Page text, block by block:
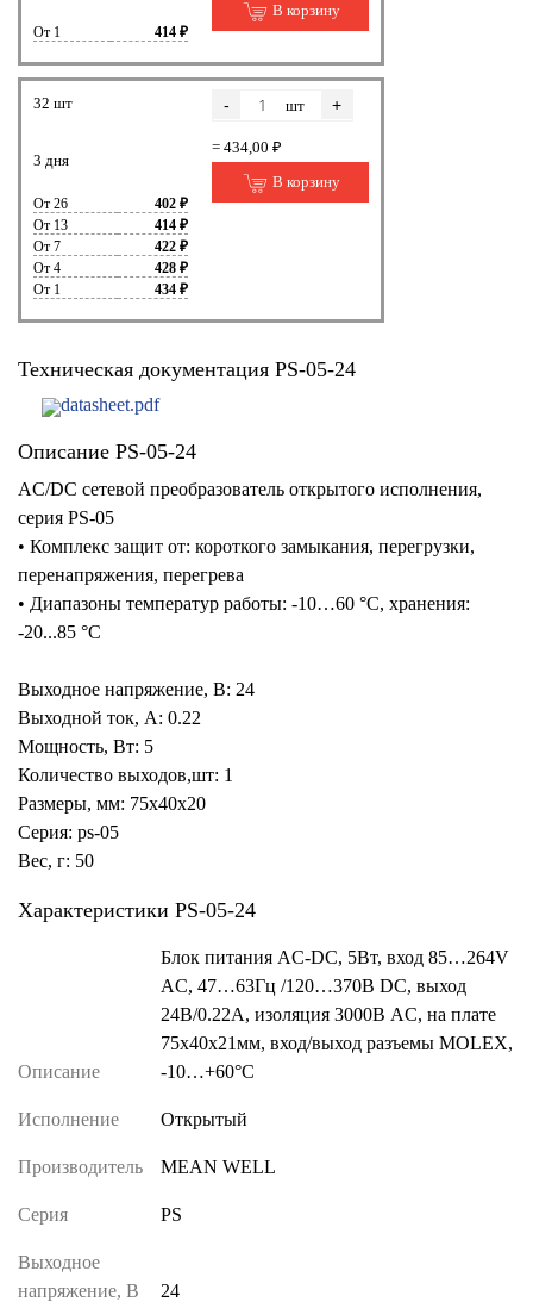
От 1 414 ₽
В корзину
32 шт
3 дня
От 26
402 ₽
От 13
414 ₽
От 7
422 ₽
От 4
428 ₽
От 1
434 ₽
- шт +
= 434,00 ₽
В корзину
Техническая документация PS-05-24
datasheet.pdf
Описание PS-05-24
AC/DC сетевой преобразователь открытого исполнения,
серия PS-05
• Комплекс защит от: короткого замыкания, перегрузки,
перенапряжения, перегрева
• Диапазоны температур работы: -10…60 °C, хранения:
-20...85 °C
Выходное напряжение, В: 24
Выходной ток, А: 0.22
Мощность, Вт: 5
Количество выходов,шт: 1
Размеры, мм: 75x40x20
Серия: ps-05
Вес, г: 50
Характеристики PS-05-24
Описание
Блок питания AC-DC, 5Вт, вход 85…264V
AC, 47…63Гц /120…370В DC, выход
24В/0.22A, изоляция 3000В AC, на плате
75х40х21мм, вход/выход разъемы MOLEX,
-10…+60°С
Исполнение Открытый
Производитель MEAN WELL
Серия PS
Выходное
напряжение, В
24